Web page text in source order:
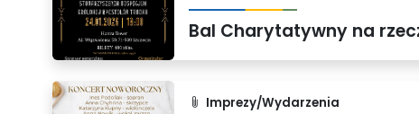
Imprezy/Wydarzenia